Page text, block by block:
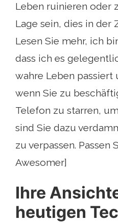
Leben ruinieren oder
Lage sein, dies in der
Lesen Sie mehr, ich
dass ich es
wahre Leben passiert
wenn Sie zu
Telefon zu starren,
sind Sie dazu
zu verpassen. Passen
Awesomer]
Ihre
heutigen